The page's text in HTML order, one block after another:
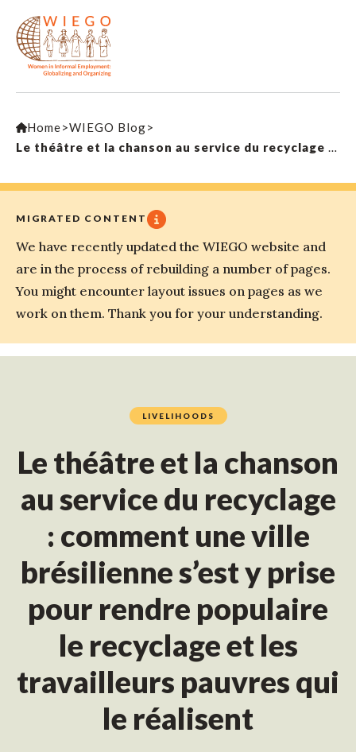
Home>WIEGO Blog>
Le théâtre et la chanson au service du recyclage : comment une ville brésilienne s’est y prise pour rendre populaire le recyclage et les travailleurs pauvres qui le réalisent
MIGRATED CONTENT
We have recently updated the WIEGO website and
are in the process of rebuilding a number of pages.
You might encounter layout issues on pages as we
work on them. Thank you for your understanding.
LIVELIHOODS
Le théâtre et la chanson
au service du recyclage
: comment une ville
brésilienne s’est y prise
pour rendre populaire
le recyclage et les
travailleurs pauvres qui
le réalisent